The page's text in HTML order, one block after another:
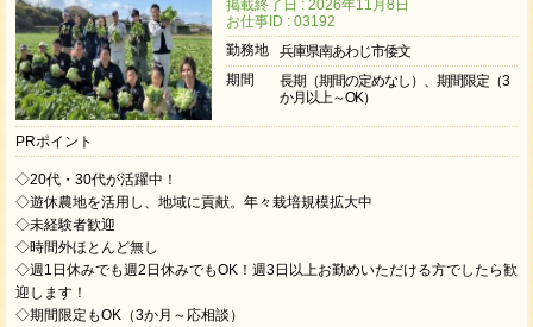
掲載終了日 : 2026年11月8日
お仕事ID : 03192
勤務地
兵庫県南あわじ市倭文
期間
長期（期間の定めなし）、期間限定（3
か月以上～OK）
PRポイント
◇20代・30代が活躍中！
◇遊休農地を活用し、地域に貢献。年々栽培規模拡大中
◇未経験者歓迎
◇時間外ほとんど無し
◇週1日休みでも週2日休みでもOK！週3日以上お勤めいただける方でしたら歓
迎します！
◇期間限定もOK（3か月～応相談）